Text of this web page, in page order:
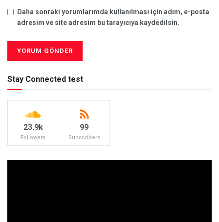
Daha sonraki yorumlarımda kullanılması için adım, e-posta
adresim ve site adresim bu tarayıcıya kaydedilsin.
Stay Connected test
23.9k
Followers
99
Subscribers